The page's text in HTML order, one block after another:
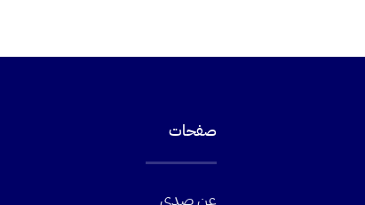
صفحات
عن صدى